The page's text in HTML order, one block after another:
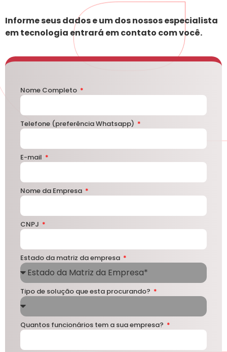
Informe seus dados e um dos nossos especialista
em tecnologia entrará em contato com você.
Nome Completo
Telefone (preferência Whatsapp)
E-mail
Nome da Empresa
CNPJ
Estado da matriz da empresa
Tipo de solução que esta procurando?
Quantos funcionários tem a sua empresa?